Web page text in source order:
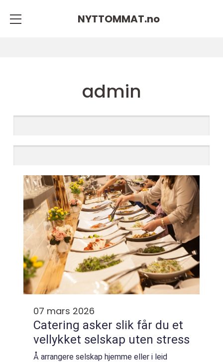
NYTTOMMAT.no
admin
07 mars 2026
Catering asker slik får du et
vellykket selskap uten stress
Å arrangere selskap hjemme eller i leid